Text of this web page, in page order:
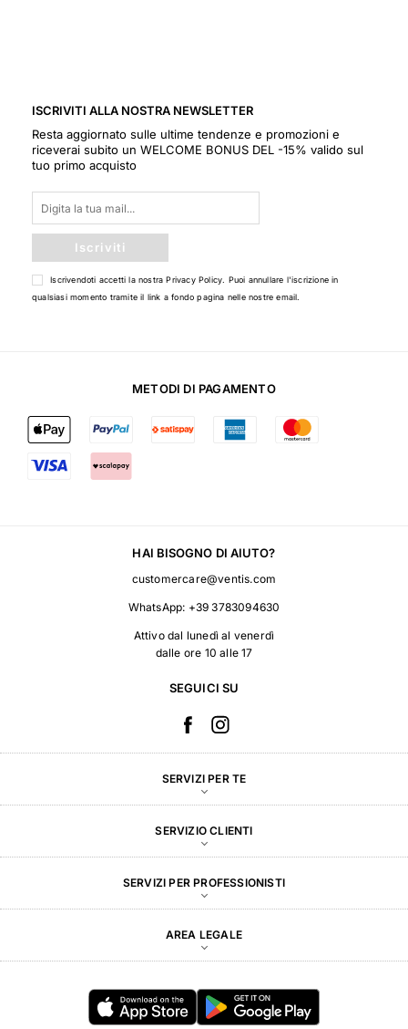
ISCRIVITI ALLA NOSTRA NEWSLETTER
Resta aggiornato sulle ultime tendenze e promozioni e
riceverai subito un WELCOME BONUS DEL -15% valido sul
tuo primo acquisto
Iscriviti
Iscrivendoti accetti la nostraPrivacy Policy . Puoi annullare l'iscrizione in
qualsiasi momento tramite il link a fondo pagina nelle nostre email.
METODI DI PAGAMENTO
HAI BISOGNO DI AIUTO?
customercare@ventis.com
WhatsApp: +39 3783094630
Attivo dal lunedì al venerdì
dalle ore 10 alle 17
SEGUICI SU
SERVIZI PER TE
SERVIZIO CLIENTI
SERVIZI PER PROFESSIONISTI
AREA LEGALE